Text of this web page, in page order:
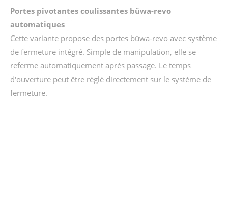
About us
Lorem ipsum dolor sit amet, consectetuer
adipiscing elit.
Aenean commodo ligula eget dolor. Aenean massa.
Cum sociis natoque penatibus et magnis dis
parturient montes, nascetur ridiculus mus. Donec
quam felis, ultricies nec.
Portes pivotantes coulissantes büwa-revo
automatiques
Cette variante propose des portes büwa-revo avec système
de fermeture intégré. Simple de manipulation, elle se
referme automatiquement après passage. Le temps
d'ouverture peut être réglé directement sur le système de
fermeture.